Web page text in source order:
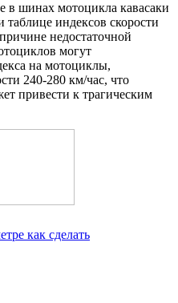
в шинах мотоцикла кавасаки
таблице индексов скорости
недостаточной
могут
на мотоциклы,
240-280 км/час, что
привести к трагическим
как сделать